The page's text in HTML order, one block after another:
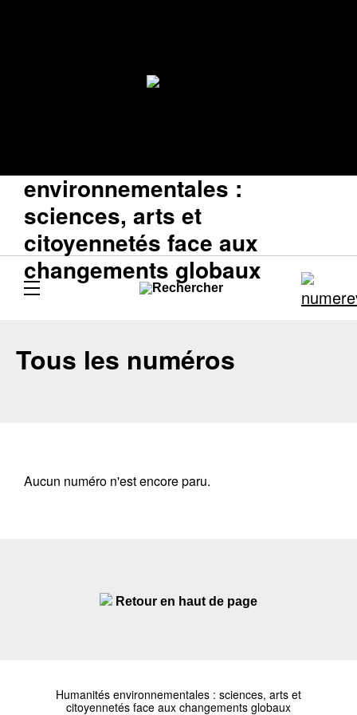
environnementales :
sciences, arts et
citoyennetés face aux
changements globaux
Tous les numéros
Aucun numéro n'est encore paru.
Retour en haut de page
Humanités environnementales : sciences, arts et
citoyennetés face aux changements globaux